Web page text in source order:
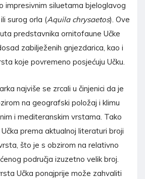
impresivnim siluetama bjeloglavog
surog orla (Aquila chrysaetos). Ove
predstavnika ornitofaune Učke
zabilježenih gnjezdarica, kao i
koje povremeno posjećuju Učku.
najviše se zrcali u činjenici da je
na geografski položaj i klimu
i mediteranskim vrstama. Tako
prema aktualnoj literaturi broji
što je s obzirom na relativno
područja izuzetno velik broj.
Učka ponajprije može zahvaliti